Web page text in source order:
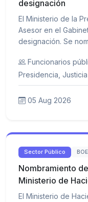
designación
El Ministerio de la
Asesor en el
designación. Se
Funcionarios
Presidencia,
05 Aug 2026
Sector Público BOE
Nombramiento
Ministerio de
El Ministerio de